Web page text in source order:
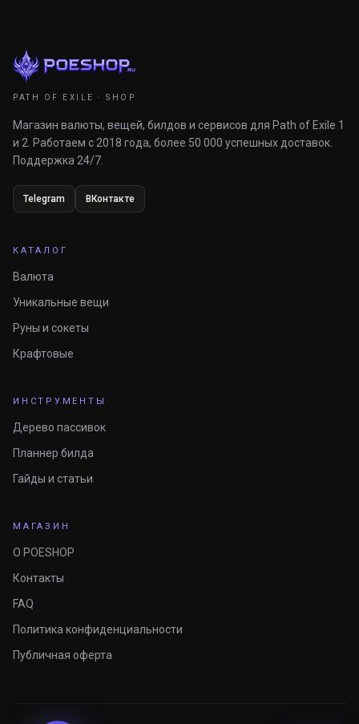
PATH OF EXILE · SHOP
Магазин валюты, вещей, билдов и сервисов для Path of Exile 1
и 2. Работаем с 2018 года, более 50 000 успешных доставок.
Поддержка 24/7.
Telegram ВКонтакте
КАТАЛОГ
Валюта
Уникальные вещи
Руны и сокеты
Крафтовые
ИНСТРУМЕНТЫ
Дерево пассивок
Планнер билда
Гайды и статьи
МАГАЗИН
О POESHOP
Контакты
FAQ
Политика конфиденциальности
Публичная оферта